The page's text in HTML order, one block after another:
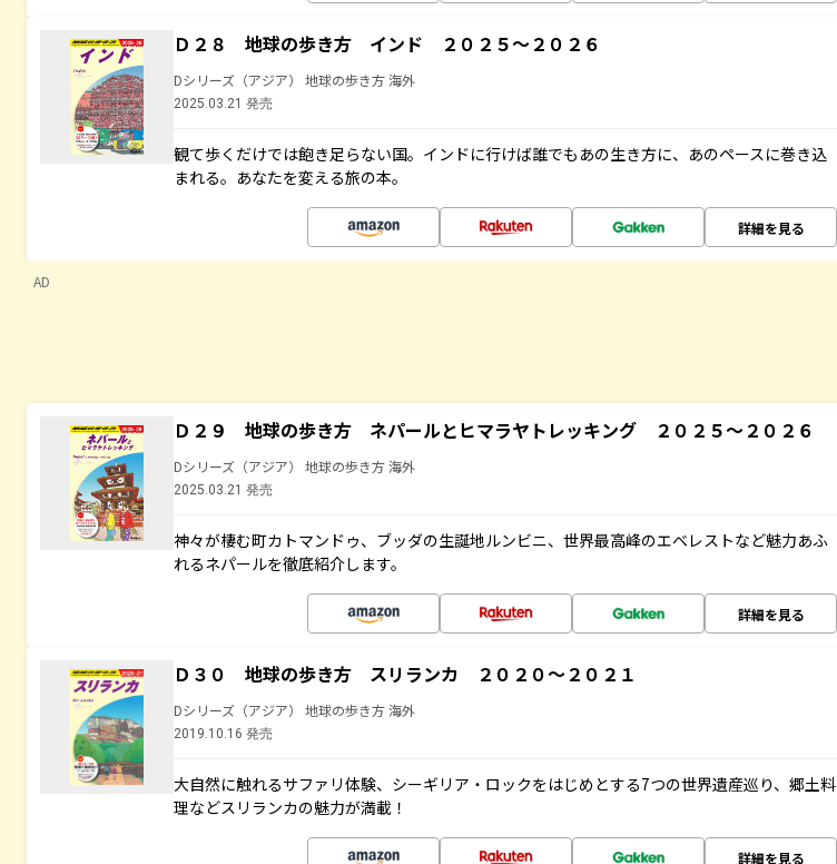
Ｄ２８ 地球の歩き方 インド ２０２５～２０２６
Dシリーズ（アジア） 地球の歩き方 海外
2025.03.21 発売
観て歩くだけでは飽き足らない国。インドに行けば誰でもあの生き方に、あのペースに巻き込
まれる。あなたを変える旅の本。
詳細を見る
AD
Ｄ２９ 地球の歩き方 ネパールとヒマラヤトレッキング ２０２５～２０２６
Dシリーズ（アジア） 地球の歩き方 海外
2025.03.21 発売
神々が棲む町カトマンドゥ、ブッダの生誕地ルンビニ、世界最高峰のエベレストなど魅力あふ
れるネパールを徹底紹介します。
詳細を見る
Ｄ３０ 地球の歩き方 スリランカ ２０２０～２０２１
Dシリーズ（アジア） 地球の歩き方 海外
2019.10.16 発売
大自然に触れるサファリ体験、シーギリア・ロックをはじめとする7つの世界遺産巡り、郷土料
理などスリランカの魅力が満載！
詳細を見る